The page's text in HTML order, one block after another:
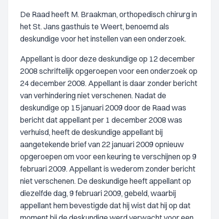
De Raad heeft M. Braakman, orthopedisch chirurg in
het St. Jans gasthuis te Weert, benoemd als
deskundige voor het instellen van een onderzoek.
Appellant is door deze deskundige op 12 december
2008 schriftelijk opgeroepen voor een onderzoek op
24 december 2008. Appellant is daar zonder bericht
van verhindering niet verschenen. Nadat de
deskundige op 15 januari 2009 door de Raad was
bericht dat appellant per 1 december 2008 was
verhuisd, heeft de deskundige appellant bij
aangetekende brief van 22 januari 2009 opnieuw
opgeroepen om voor een keuring te verschijnen op 9
februari 2009. Appellant is wederom zonder bericht
niet verschenen. De deskundige heeft appellant op
diezelfde dag, 9 februari 2009, gebeld, waarbij
appellant hem bevestigde dat hij wist dat hij op dat